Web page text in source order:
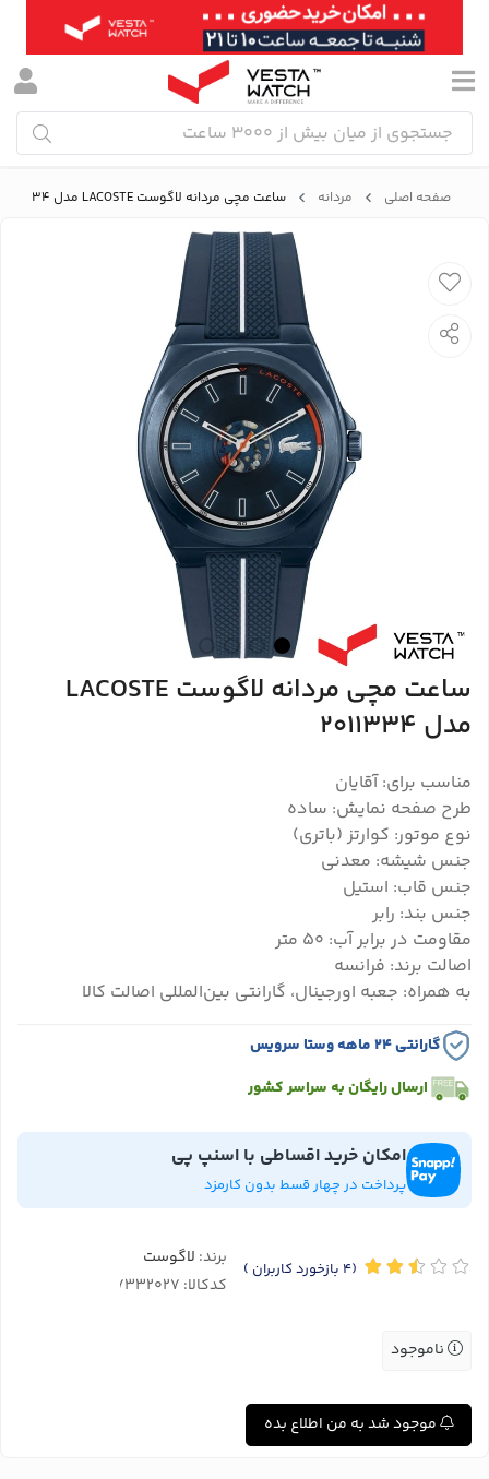
صفحه اصلی مردانه ساعت مچی مردانه لاگوست LACOSTE مدل 2011334
ساعت مچی مردانه لاگوست LACOSTE
مدل 2011334
مناسب برای: آقایان
طرح صفحه نمایش: ساده
نوع موتور: کوارتز (باتری)
جنس شیشه: معدنی
جنس قاب: استیل
جنس بند: رابر
مقاومت در برابر آب: 50 متر
اصالت برند: فرانسه
به همراه: جعبه اورجینال، گارانتی بین‌المللی اصالت کالا
گارانتی ۲۴ ماهه وستا سرویس
ارسال رایگان به سراسر کشور
امکان خرید اقساطی با اسنپ پی
پرداخت در چهار قسط بدون کارمزد
(4 بازخورد کاربران ) برند: لاگوست
کدکالا:
ناموجود
موجود شد به من اطلاع بده